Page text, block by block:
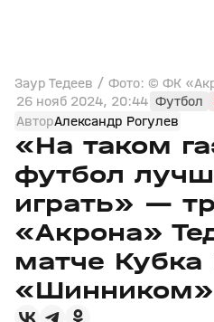
Заур Тедеев / Фото: © ФК
26 нояб 2024, 20:44 Футбол
АвторАлександр Рогулев
«На таком
футбол
играть» —
«Акрона»
матче Кубка
«Шинником»